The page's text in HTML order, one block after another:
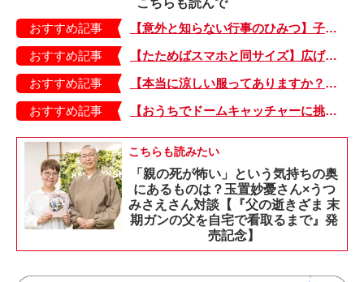
おすすめ記事
【意外と知らない行事のひみつ】子どもにはどう伝える？「お盆」って何だろう？
おすすめ記事
【たためばスマホと同サイズ】広げるとビビッドでジューシーな柄が目を引くコンパクトな「扇子」
おすすめ記事
【本当に涼しい服ってありますか？】夏素材の代表「リネン」で夏らしいおしゃれを♪「ワンピース」「パンツ」「スカート」「シャツ」の気になるアイテムはコレ！
おすすめ記事
【おうちでドームキャッチャーに挑戦だ】アンパンマン わくわくドームキャッチャー
こちらも読みたい
「親の死が怖い」という気持ちの奥
にあるものは？玉置妙憂さん×うつ
みさえさん対談【『父の逝きざま 末
期ガンの父を自宅で看取るまで』発
売記念】